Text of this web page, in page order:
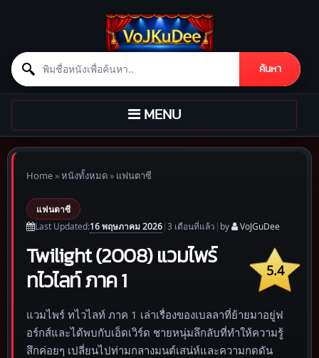
Search for:
ค้นหา
Skip to content
TOGGLE
NAVIGATION
MENU
Home»หนังทั้งหมด» แฟนตาซี
แฟนตาซี
Last Updated:16 พฤษภาคม 2026|3 เดือนที่แล้ว | by VoJGuDee
5.4
Twilight (2008) แวมไพร์
ทไวไลท์ ภาค 1
แวมไพร์ ทไวไลท์ ภาค 1 เล่าเรื่องของเบลลาที่ย้ายมาอยู่ฟ
อร์กส์และได้พบกับเอ็ดเวิร์ด ชายหนุ่มลึกลับที่ทำให้ความรู้
สึกค่อยๆ เปลี่ยนไปท่ามกลางมนต์เสน่ห์และความกดดัน